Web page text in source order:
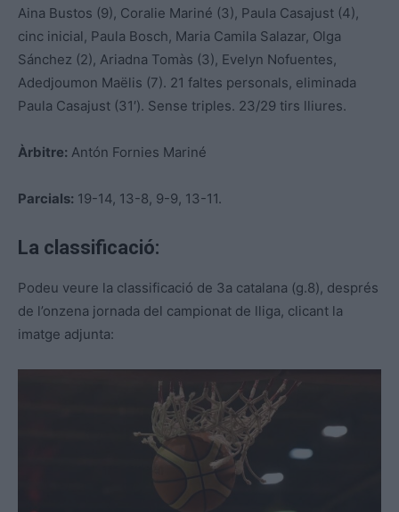
Aina Bustos (9), Coralie Mariné (3), Paula Casajust (4),
cinc inicial, Paula Bosch, Maria Camila Salazar, Olga
Sánchez (2), Ariadna Tomàs (3), Evelyn Nofuentes,
Adedjoumon Maëlis (7). 21 faltes personals, eliminada
Paula Casajust (31′). Sense triples. 23/29 tirs lliures.
Àrbitre: Antón Fornies Mariné
Parcials: 19-14, 13-8, 9-9, 13-11.
La classificació:
Podeu veure la classificació de 3a catalana (g.8), després
de l’onzena jornada del campionat de lliga, clicant la
imatge adjunta: